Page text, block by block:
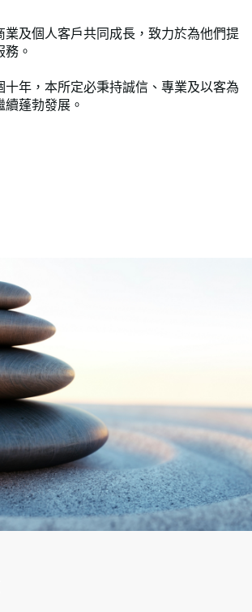
業及個人客戶共同成長，致力於為他們提
。
十年，本所定必秉持誠信、專業及以客為
蓬勃發展。